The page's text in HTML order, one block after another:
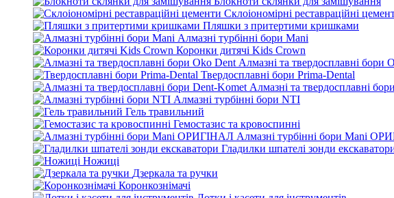
Склоіономірні реставраційні
Пляшки з притертими кришками
Алмазні турбінні бори Mani
Коронки дитячі Kids Crown
Алмазні та твердосплавні бори
Твердосплавні бори Prima-Dental
Алмазні та твердосплавні
Алмазні турбінні бори NTI
Гель травильний
Гемостазис та кровоспинні
Алмазні турбінні бори Mani
Гладилки шпателі зонди
Ножиці
Дзеркала та ручки
Коронкознімачі